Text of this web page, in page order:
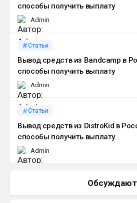
способы получить выплату
Admin
Статьи
Вывод средств из Bandcamp в
способы получить выплату
Admin
Статьи
Вывод средств из DistroKid в
способы получить выплату
Admin
Обсуждают